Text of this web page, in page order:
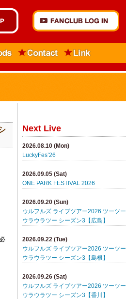
Next Live
2026.08.10 (Mon)
LuckyFes’26
2026.09.05 (Sat)
ONE PARK FESTIVAL 2026
2026.09.20 (Sun)
ウルフルズ ライブツアー2026 ツーツー
ウラウラツー シーズン3【広島】
2026.09.22 (Tue)
ウルフルズ ライブツアー2026 ツーツー
ウラウラツー シーズン3【島根】
2026.09.26 (Sat)
ウルフルズ ライブツアー2026 ツーツー
ウラウラツー シーズン3【香川】